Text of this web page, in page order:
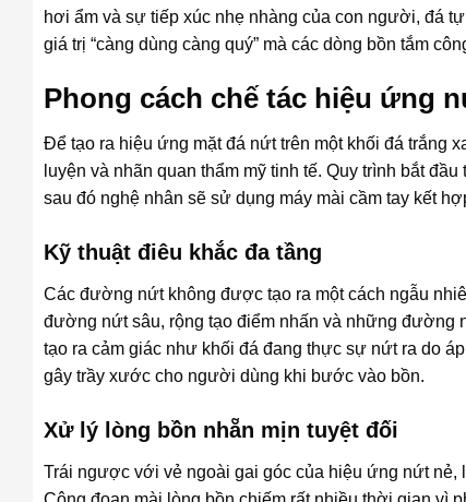
hơi ẩm và sự tiếp xúc nhẹ nhàng của con người, đá
giá trị “càng dùng càng quý” mà các dòng bồn tắm
Phong cách chế tác hiệu ứng
Để tạo ra hiệu ứng mặt đá nứt trên một khối đá trắng
luyện và nhãn quan thẩm mỹ tinh tế. Quy trình bắt
sau đó nghệ nhân sẽ sử dụng máy mài cầm tay kết
Kỹ thuật điêu khắc đa tầng
Các đường nứt không được tạo ra một cách ngẫu
đường nứt sâu, rộng tạo điểm nhấn và những đường
tạo ra cảm giác như khối đá đang thực sự nứt ra do
gây trầy xước cho người dùng khi bước vào bồn.
Xử lý lòng bồn nhẵn mịn tuyệt đối
Trái ngược với vẻ ngoài gai góc của hiệu ứng nứt